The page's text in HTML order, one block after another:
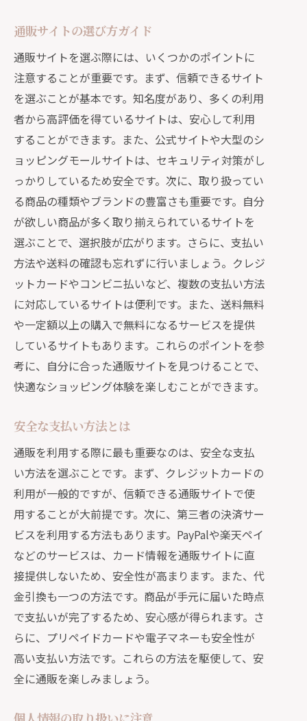
キャンセルポリシーの確認方法
無駄遣いを防ぐ計画的な買い物方法
通販で失敗しないためのチェックリスト
購入前にチェックすべき10項目
商品レビューを活用する方法
返品・交換の条件をしっかり確認
支払い方法の選択肢と安全性
商品到着後の確認ポイント
トラブル時の対応手順を知っておこう
通販利用のコツと初心者向けのおすすめ情
報
ポイントサイトの活用法
割引クーポンを上手に使う方法
送料無料のメリットを最大限に活かす
お得なキャンペーンの見つけ方
リピート買いのメリットとデメリット
通販で得するための知識とテクニック
タイムセールでの賢い買い物法
価格アラート機能の活用
レビュー投稿でポイントを貯めるコツ
お得な会員特典の利用方法
送料無料を狙うための計画的な買い物
クーポンコードの探し方と利用法
初めての通販でも安心！知っておきたい豆
知識
初心者向け通販サイトの紹介
シンプルなサイトデザインが安心
カスタマーサポートの重要性
通販サイトの選び方ガイド
通販サイトを選ぶ際には、いくつかのポイントに
注意することが重要です。まず、信頼できるサイト
を選ぶことが基本です。知名度があり、多くの利用
者から高評価を得ているサイトは、安心して利用
することができます。また、公式サイトや大型のシ
ョッピングモールサイトは、セキュリティ対策がし
っかりしているため安全です。次に、取り扱ってい
る商品の種類やブランドの豊富さも重要です。自分
が欲しい商品が多く取り揃えられているサイトを
選ぶことで、選択肢が広がります。さらに、支払い
方法や送料の確認も忘れずに行いましょう。クレジ
ットカードやコンビニ払いなど、複数の支払い方法
に対応しているサイトは便利です。また、送料無料
や一定額以上の購入で無料になるサービスを提供
しているサイトもあります。これらのポイントを参
考に、自分に合った通販サイトを見つけることで、
快適なショッピング体験を楽しむことができます。
安全な支払い方法とは
通販を利用する際に最も重要なのは、安全な支払
い方法を選ぶことです。まず、クレジットカードの
利用が一般的ですが、信頼できる通販サイトで使
用することが大前提です。次に、第三者の決済サー
ビスを利用する方法もあります。PayPalや楽天ペイ
などのサービスは、カード情報を通販サイトに直
接提供しないため、安全性が高まります。また、代
金引換も一つの方法です。商品が手元に届いた時点
で支払いが完了するため、安心感が得られます。さ
らに、プリペイドカードや電子マネーも安全性が
高い支払い方法です。これらの方法を駆使して、安
全に通販を楽しみましょう。